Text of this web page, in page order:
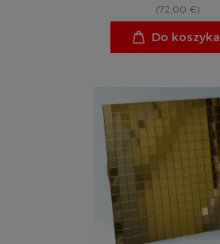
(72,00 €)
Do koszyka